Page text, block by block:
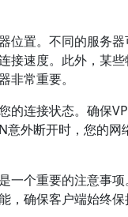
位置。不同的服务
接速度。此外，某
常重要。
连接状态。确保
意外断开时，您的
一个重要的注意事
确保客户端始终